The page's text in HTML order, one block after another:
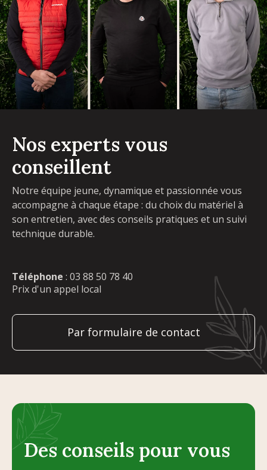
Nos experts vous
conseillent
Notre équipe jeune, dynamique et passionnée vous
accompagne à chaque étape : du choix du matériel à
son entretien, avec des conseils pratiques et un suivi
technique durable.
Téléphone : 03 88 50 78 40
Prix d'un appel local
Par formulaire de contact
Des conseils pour vous